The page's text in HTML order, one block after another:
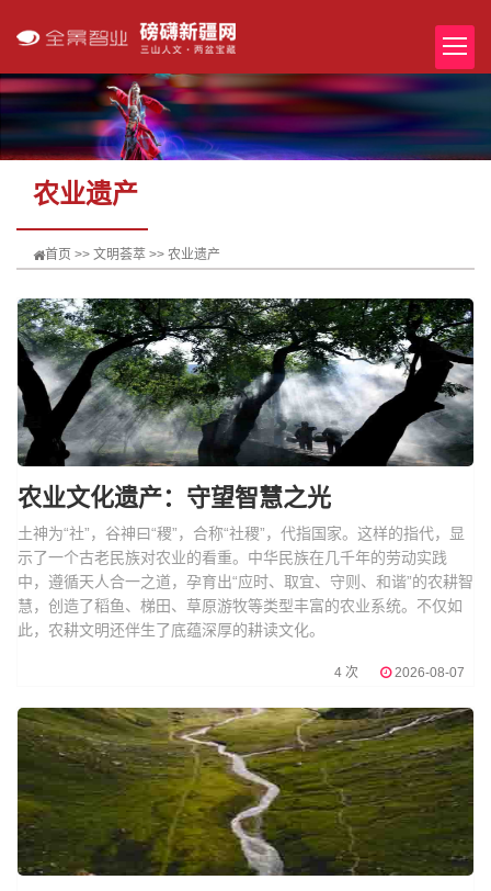
农业遗产
首页 >> 文明荟萃 >> 农业遗产
农业文化遗产：守望智慧之光
土神为“社”，谷神曰“稷”，合称“社稷”，代指国家。这样的指代，显
示了一个古老民族对农业的看重。中华民族在几千年的劳动实践
中，遵循天人合一之道，孕育出“应时、取宜、守则、和谐”的农耕智
慧，创造了稻鱼、梯田、草原游牧等类型丰富的农业系统。不仅如
此，农耕文明还伴生了底蕴深厚的耕读文化。
4 次 2026-08-07